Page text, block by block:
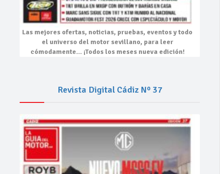
Las mejores ofertas, noticias, pruebas, eventosy todo
el universo del motor sevillano, para leer
cómodamente… ¡Todos los meses nueva edición!
Revista Digital Cádiz Nº 37